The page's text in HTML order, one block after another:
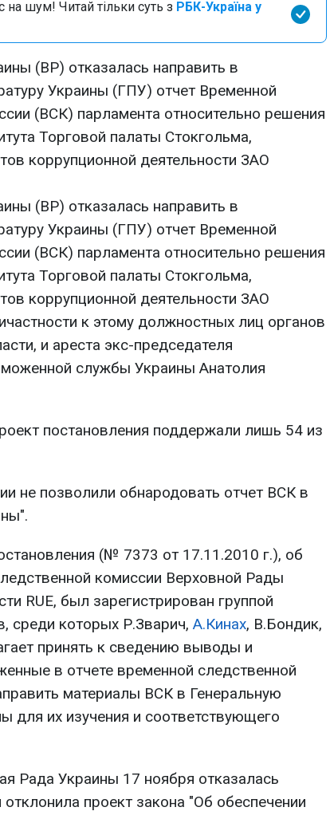
на шум! Читай тільки суть з РБК-Україна у
(ВР) отказалась направить в
Украины (ГПУ) отчет Временной
(ВСК) парламента относительно решения
Торговой палаты Стокгольма,
коррупционной деятельности ЗАО
(ВР) отказалась направить в
Украины (ГПУ) отчет Временной
(ВСК) парламента относительно решения
Торговой палаты Стокгольма,
коррупционной деятельности ЗАО
к этому должностных лиц органов
и ареста экс-председателя
службы Украины Анатолия
постановления поддержали лишь 54 из
не позволили обнародовать отчет ВСК в
(№ 7373 от 17.11.2010 г.), об
комиссии Верховной Рады
RUE, был зарегистрирован группой
среди которых Р.Зварич, А.Кинах, В.Бондик,
принять к сведению выводы и
в отчете временной следственной
материалы ВСК в Генеральную
для их изучения и соответствующего
Рада Украины 17 ноября отказалась
отклонила проект закона "Об обеспечении